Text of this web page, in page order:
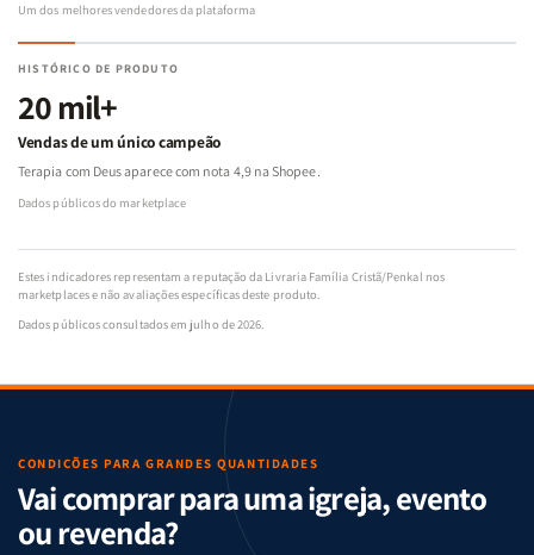
Um dos melhores vendedores da plataforma
HISTÓRICO DE PRODUTO
20 mil+
Vendas de um único campeão
Terapia com Deus aparece com nota 4,9 na Shopee.
Dados públicos do marketplace
Estes indicadores representam a reputação da Livraria Família Cristã/Penkal nos
marketplaces e não avaliações específicas deste produto.
Dados públicos consultados em julho de 2026.
CONDIÇÕES PARA GRANDES QUANTIDADES
Vai comprar para uma igreja, evento
ou revenda?